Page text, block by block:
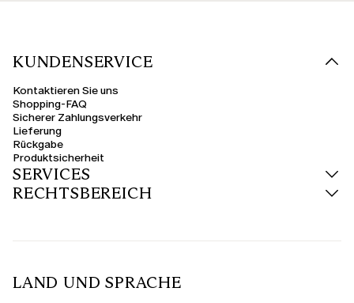
KUNDENSERVICE
Kontaktieren Sie uns
Shopping-FAQ
Sicherer Zahlungsverkehr
Lieferung
Rückgabe
Produktsicherheit
SERVICES
RECHTSBEREICH
LAND UND SPRACHE